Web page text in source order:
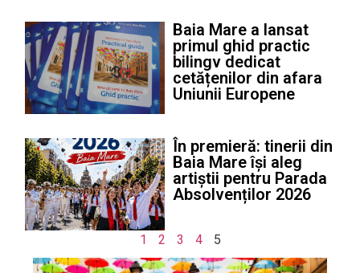
Baia Mare a lansat
primul ghid practic
bilingv dedicat
cetățenilor din afara
Uniunii Europene
În premieră: tinerii din
Baia Mare își aleg
artiștii pentru Parada
Absolvenților 2026
1 2 3 4 5